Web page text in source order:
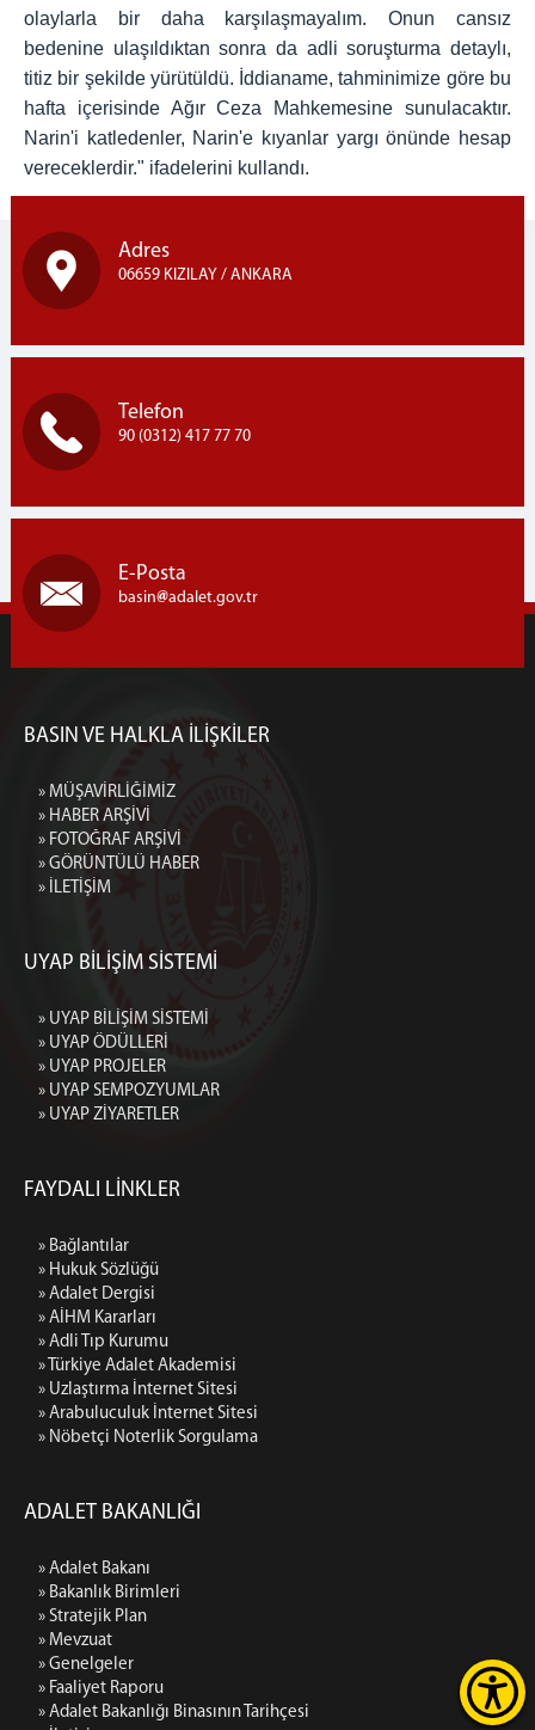
olaylarla bir daha karşılaşmayalım. Onun cansız
bedenine ulaşıldıktan sonra da adli soruşturma detaylı,
titiz bir şekilde yürütüldü. İddianame, tahminimize göre bu
hafta içerisinde Ağır Ceza Mahkemesine sunulacaktır.
Narin'i katledenler, Narin'e kıyanlar yargı önünde hesap
vereceklerdir." ifadelerini kullandı.
Adres
06659 KIZILAY / ANKARA
Telefon
90 (0312) 417 77 70
E-Posta
basin adalet.gov.tr
BASIN VE HALKLA İLİŞKİLER
» MÜŞAVİRLİĞİMİZ
» HABER ARŞİVİ
» FOTOĞRAF ARŞİVİ
» GÖRÜNTÜLÜ HABER
» İLETİŞİM
UYAP BİLİŞİM SİSTEMİ
» UYAP BİLİŞİM SİSTEMİ
» UYAP ÖDÜLLERİ
» UYAP PROJELER
» UYAP SEMPOZYUMLAR
» UYAP ZİYARETLER
FAYDALI LİNKLER
» Bağlantılar
» Hukuk Sözlüğü
» Adalet Dergisi
» AİHM Kararları
» Adli Tıp Kurumu
» Türkiye Adalet Akademisi
» Uzlaştırma İnternet Sitesi
» Arabuluculuk İnternet Sitesi
» Nöbetçi Noterlik Sorgulama
ADALET BAKANLIĞI
» Adalet Bakanı
» Bakanlık Birimleri
» Stratejik Plan
» Mevzuat
» Genelgeler
» Faaliyet Raporu
» Adalet Bakanlığı Binasının Tarihçesi